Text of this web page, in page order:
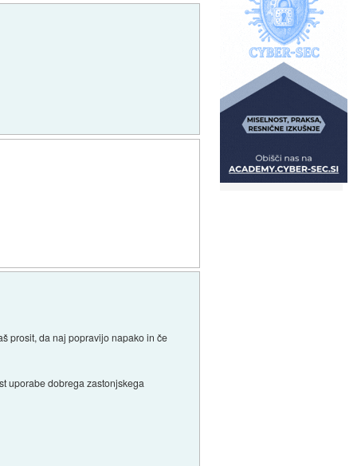
prosit, da naj popravijo napako in če
uporabe dobrega zastonjskega